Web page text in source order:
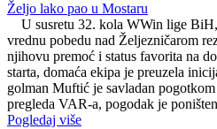
Željo lako pao u Mostaru
U susretu 32. kola WWin lige
vrednu pobedu nad Željezničarom
njihovu premoć i status favorita na
starta, domaća ekipa je preuzela
golman Muftić je savladan
pregleda VAR-a, pogodak je
Pogledaj više